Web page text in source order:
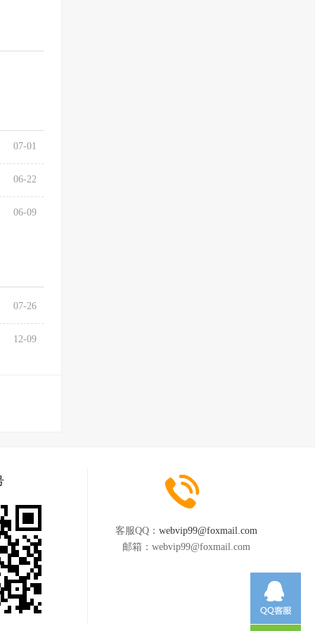
07-01
06-22
06-09
07-26
12-09
客服QQ： webvip99@foxmail.com
邮箱： webvip99@foxmail.com